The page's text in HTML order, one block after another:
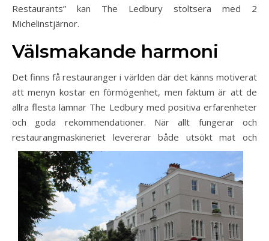
Restaurants” kan The Ledbury stoltsera med 2
Michelinstjärnor.
Välsmakande harmoni
Det finns få restauranger i världen där det känns motiverat
att menyn kostar en förmögenhet, men faktum är att de
allra flesta lämnar The Ledbury med positiva erfarenheter
och goda rekommendationer. När allt fungerar och
restaurangmaskineriet levererar både utsökt mat och